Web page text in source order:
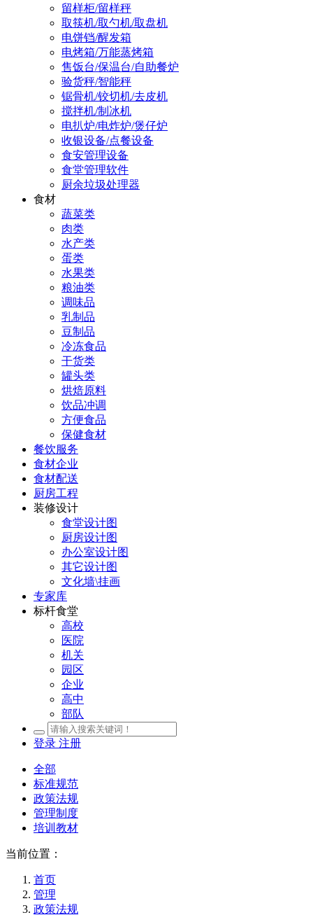
留样柜/留样秤
取筷机/取勺机/取盘机
电饼铛/醒发箱
电烤箱/万能蒸烤箱
售饭台/保温台/自助餐炉
验货秤/智能秤
锯骨机/铰切机/去皮机
搅拌机/制冰机
电扒炉/电炸炉/煲仔炉
收银设备/点餐设备
食安管理设备
食堂管理软件
厨余垃圾处理器
食材
蔬菜类
肉类
水产类
蛋类
水果类
粮油类
调味品
乳制品
豆制品
冷冻食品
干货类
罐头类
烘焙原料
饮品冲调
方便食品
保健食材
餐饮服务
食材企业
食材配送
厨房工程
装修设计
食堂设计图
厨房设计图
办公室设计图
其它设计图
文化墙\挂画
专家库
标杆食堂
高校
医院
机关
园区
企业
高中
部队
登录 注册
全部
标准规范
政策法规
管理制度
培训教材
当前位置：
首页
管理
政策法规